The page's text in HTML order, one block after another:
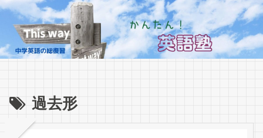
過去形